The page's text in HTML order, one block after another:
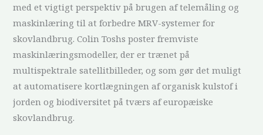
med et vigtigt perspektiv på brugen af telemåling og
maskinlæring til at forbedre MRV-systemer for
skovlandbrug. Colin Toshs poster fremviste
maskinlæringsmodeller, der er trænet på
multispektrale satellitbilleder, og som gør det muligt
at automatisere kortlægningen af organisk kulstof i
jorden og biodiversitet på tværs af europæiske
skovlandbrug.